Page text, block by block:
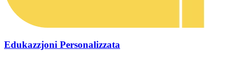
Edukazzjoni Personalizzata